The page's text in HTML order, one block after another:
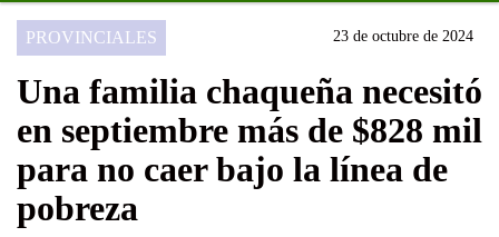
PROVINCIALES 23 de octubre de 2024
Una familia chaqueña necesitó
en septiembre más de $828 mil
para no caer bajo la línea de
pobreza